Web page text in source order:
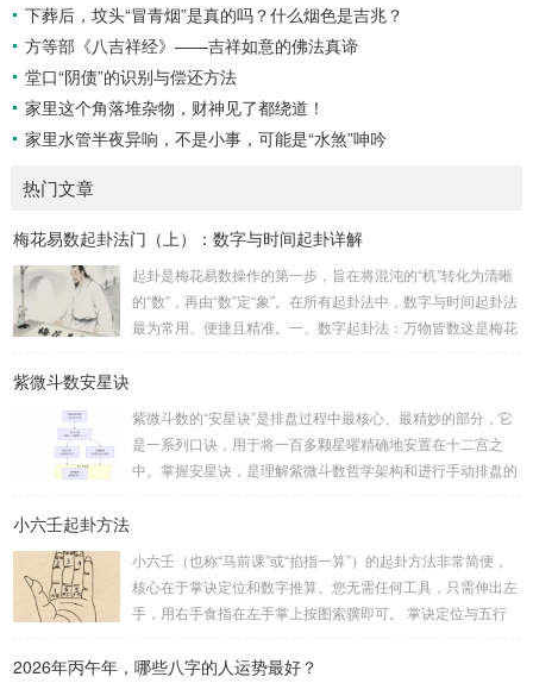
下葬后，坟头“冒青烟”是真的吗？什么烟色是吉兆？
方等部《八吉祥经》——吉祥如意的佛法真谛
堂口“阴债”的识别与偿还方法
家里这个角落堆杂物，财神见了都绕道！
家里水管半夜异响，不是小事，可能是“水煞”呻吟
热门文章
梅花易数起卦法门（上）：数字与时间起卦详解
起卦是梅花易数操作的第一步，旨在将混沌的“机”转化为清晰
的“数”，再由“数”定“象”。在所有起卦法中，数字与时间起卦法
最为常用、便捷且精准。一、数字起卦法：万物皆数这是梅花
卦。如果数字是偶数位，则前后平分；如果是奇数位，则前部
分比后部分少一位。例如，数字 256：前一位 2 为上卦后两
位...
紫微斗数安星诀
紫微斗数的“安星诀”是排盘过程中最核心、最精妙的部分，它
是一系列口诀，用于将一百多颗星曜精确地安置在十二宫之
中。掌握安星诀，是理解紫微斗数哲学架构和进行手动排盘的
赖关系，可以清晰地通过下图展现：二、 核心安星诀详解1.
安紫微星诀（定帝星）这是所有安星的第一步，至关重要。口
诀：紫微天机星逆行，隔一阳武天同行，...
小六壬起卦方法
小六壬（也称“马前课”或“掐指一算”）的起卦方法非常简便，
核心在于掌诀定位和数字推算。您无需任何工具，只需伸出左
手，用右手食指在左手掌上按图索骥即可。 掌诀定位与五行
吉。留连：位于食指指尖，属水，玄武，主数2、7、8，凶。
2026年丙午年，哪些八字的人运势最好？